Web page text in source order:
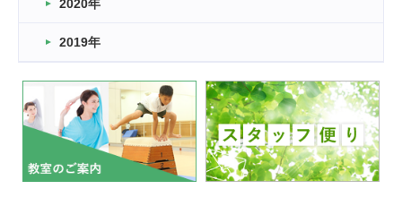
緑ケ丘体育館
いたっぼーる大会☆彡
緑ケ丘体育館
2022.07.03
市内総合体育大会が開始
緑ケ丘体育館 猪名川運動広場
古池運動広場
2020年
2019年